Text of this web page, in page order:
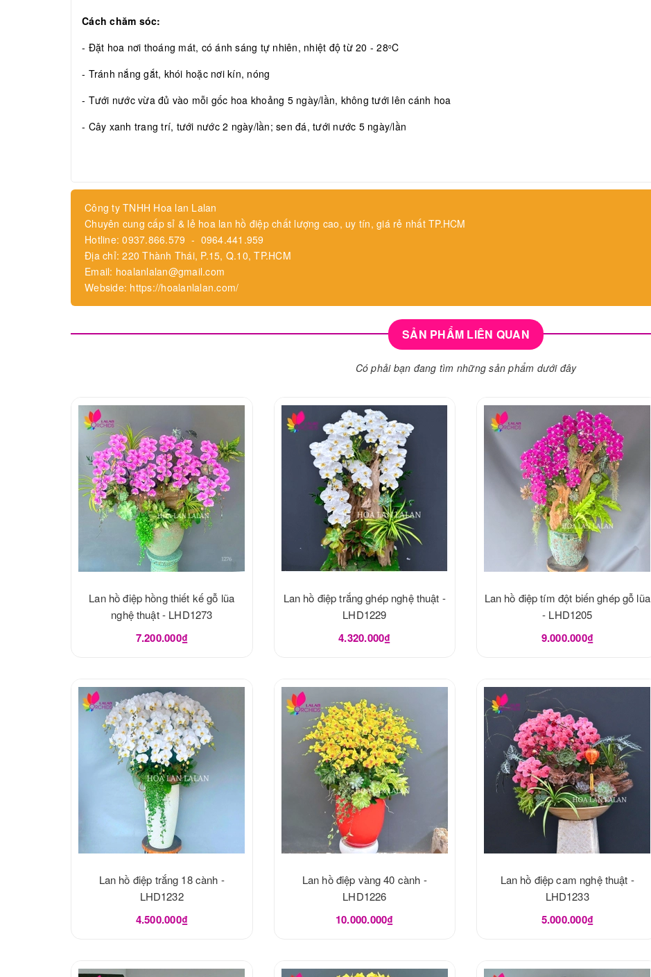
Cách chăm sóc:
- Đặt hoa nơi thoáng mát, có ánh sáng tự nhiên, nhiệt độ từ 20 - 28oC
- Tránh nắng gắt, khói hoặc nơi kín, nóng
- Tưới nước vừa đủ vào mỗi gốc hoa khoảng 5 ngày/lần, không tưới lên cánh hoa
- Cây xanh trang trí, tưới nước 2 ngày/lần; sen đá, tưới nước 5 ngày/lần
Công ty TNHH Hoa lan Lalan
Chuyên cung cấp sỉ & lẻ hoa lan hồ điệp chất lượng cao, uy tín, giá rẻ nhất TP.HCM
Hotline: 0937.866.579 - 0964.441.959
Địa chỉ: 220 Thành Thái, P.15, Q.10, TP.HCM
Email: hoalanlalan@gmail.com
Webside: https://hoalanlalan.com/
SẢN PHẨM LIÊN QUAN
Có phải bạn đang tìm những sản phẩm dưới đây
Lan hồ điệp hồng thiết kế gỗ lũa
nghệ thuật - LHD1273
7.200.000₫
Lan hồ điệp trắng ghép nghệ thuật -
LHD1229
4.320.000₫
Lan hồ điệp tím đột biến ghép gỗ lũa
- LHD1205
9.000.000₫
Lan hồ điệp trắng 18 cành -
LHD1232
4.500.000₫
Lan hồ điệp vàng 40 cành -
LHD1226
10.000.000₫
Lan hồ điệp cam nghệ thuật -
LHD1233
5.000.000₫